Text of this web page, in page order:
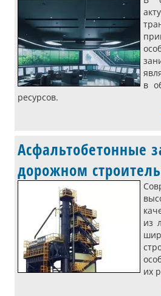
в
ресурсов.
Асфальтобетонные
дорожном
из
их